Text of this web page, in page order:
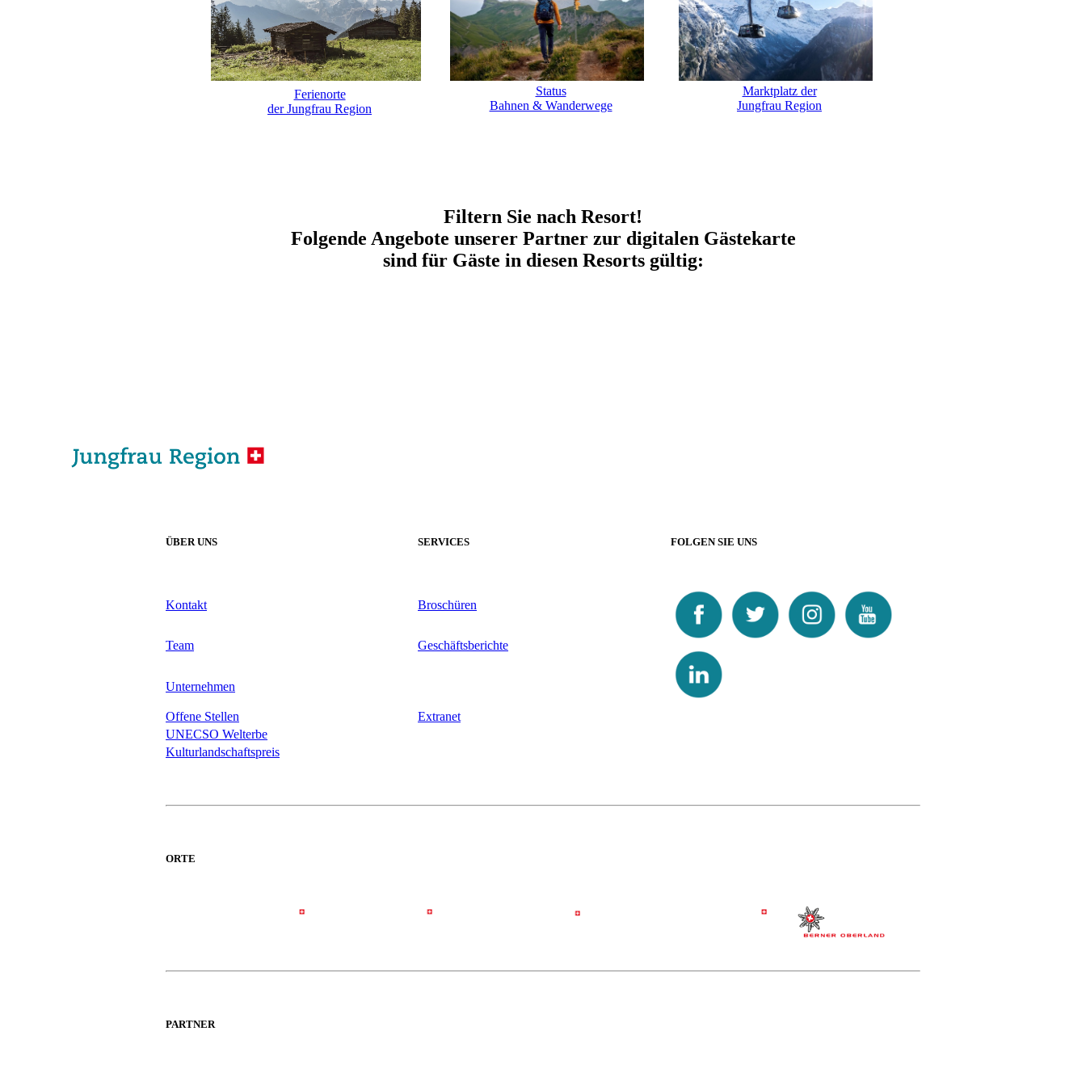
Ferienorte
der Jungfrau Region
Status
Bahnen & Wanderwege
Marktplatz der
Jungfrau Region
Filtern Sie nach Resort!
Folgende Angebote unserer Partner zur digitalen Gästekarte
sind für Gäste in diesen Resorts gültig:
ÜBER UNS SERVICES FOLGEN SIE UNS
Kontakt Broschüren
Team Geschäftsberichte
Unternehmen
Offene Stellen
Extranet
UNECSO Welterbe
Kulturlandschaftspreis
ORTE
PARTNER